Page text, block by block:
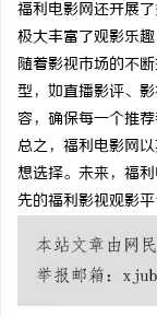
福利电影网还开展
极大丰富了观影乐
随着影视市场的不
型，如直播影评、
容，确保每一个推
总之，福利电影网
想选择。未来，福
先的福利影视观影平
深入探索
体验的革